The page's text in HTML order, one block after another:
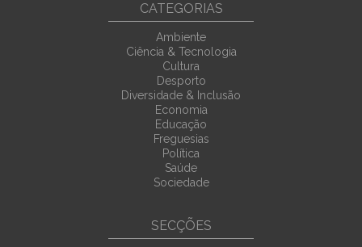
CATEGORIAS
Ambiente
Ciência & Tecnologia
Cultura
Desporto
Diversidade & Inclusão
Economia
Educação
Freguesias
Política
Saúde
Sociedade
SECÇÕES